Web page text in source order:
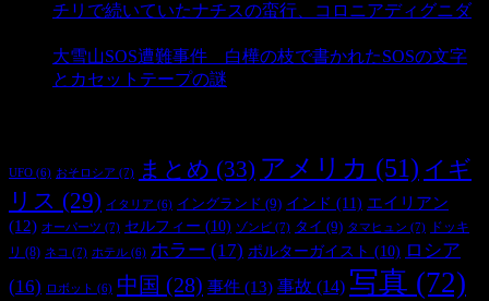
チリで続いていたナチスの蛮行、コロニアディグニダ
大雪山SOS遭難事件 白樺の枝で書かれたSOSの文字
とカセットテープの謎
UFO (6) おそロシア (7) まとめ (33) アメリカ (51) イギ
リス (29) イタリア (6) イングランド (9) インド (11) エイリアン
(12) オーパーツ (7) セルフィー (10) ゾンビ (7) タイ (9) タマヒュン (7)
ドッキ
リ (8) ネコ (7) ホテル (6) ホラー (17) ポルターガイスト (10) ロシア
(16)
ロボット (6) 中国 (28) 事件 (13) 事故 (14) 写真 (72)